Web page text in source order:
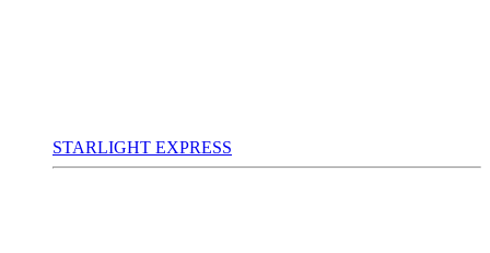
STARLIGHT EXPRESS